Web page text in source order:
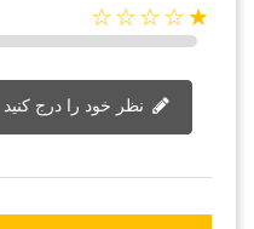
★☆☆☆☆